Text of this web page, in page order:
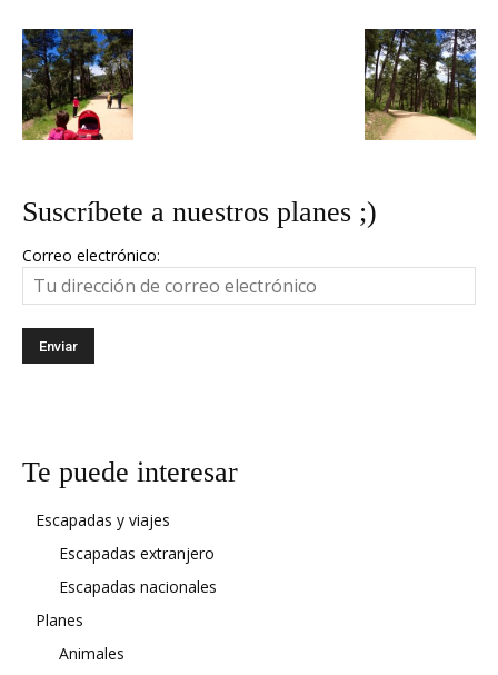
Suscríbete a nuestros planes ;)
Correo electrónico:
Te puede interesar
Escapadas y viajes
Escapadas extranjero
Escapadas nacionales
Planes
Animales